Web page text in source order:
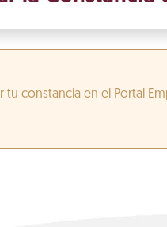
constancia en el Portal